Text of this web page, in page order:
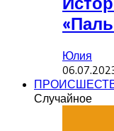
Юлия
Случайное